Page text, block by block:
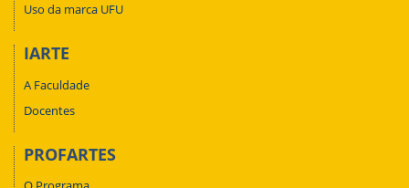
Uso da marca UFU
IARTE
A Faculdade
Docentes
PROFARTES